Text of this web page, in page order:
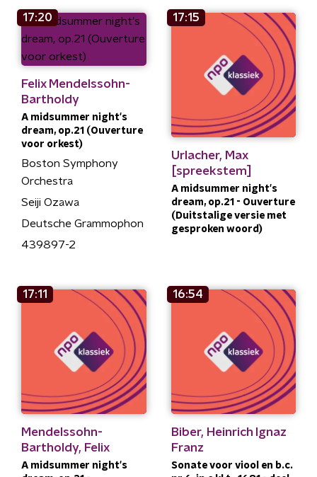
17:20
Felix Mendelssohn-
Bartholdy
A midsummer night's
dream, op.21 (Ouverture
voor orkest)
Boston Symphony
Orchestra
Seiji Ozawa
Deutsche Grammophon
439897-2
17:15
Urlacher, Max
[spreekstem]
A midsummer night's
dream, op.21 - Ouverture
(Duitstalige versie met
gesproken woord)
17:11
Mendelssohn-
Bartholdy, Felix
A midsummer night's
16:54
Biber, Heinrich Ignaz
Franz
Sonate voor viool en b.c.